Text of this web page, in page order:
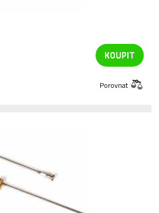
KOUPIT
Porovnat